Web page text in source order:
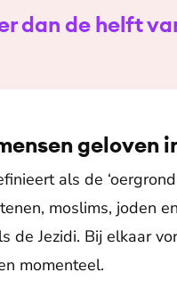
dan de helft
geloven
als de
moslims, joden
de Jezidi. Bij elkaar
momenteel.